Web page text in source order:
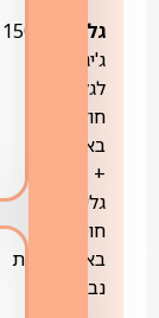
גלישה:
1500
ג'יגה
לגלישה
חודשית
בארץ
+
גלישה
חופשית
באפליקציות
נבחרות